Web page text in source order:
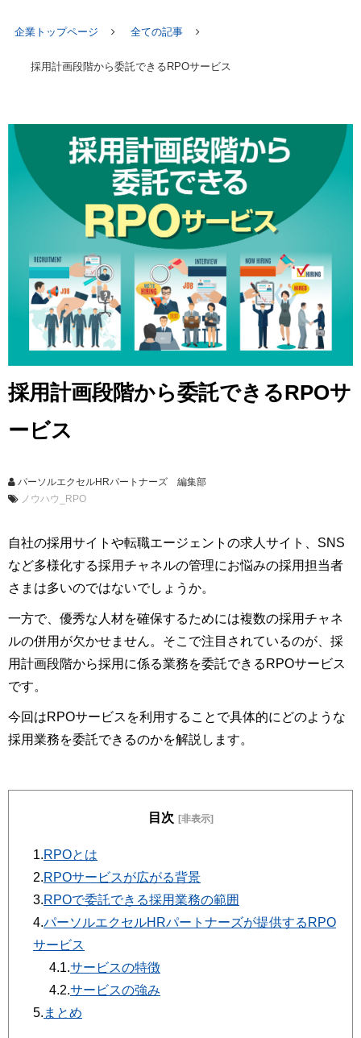
企業トップページ 全ての記事
採用計画段階から委託できるRPOサービス
採用計画段階から委託できるRPOサ
ービス
パーソルエクセルHRパートナーズ 編集部
ノウハウ_RPO
自社の採用サイトや転職エージェントの求人サイト、SNS
など多様化する採用チャネルの管理にお悩みの採用担当者
さまは多いのではないでしょうか。
一方で、優秀な人材を確保するためには複数の採用チャネ
ルの併用が欠かせません。そこで注目されているのが、採
用計画段階から採用に係る業務を委託できるRPOサービス
です。
今回はRPOサービスを利用することで具体的にどのような
採用業務を委託できるのかを解説します。
目次 [非表示]
1.RPOとは
2.RPOサービスが広がる背景
3.RPOで委託できる採用業務の範囲
4.パーソルエクセルHRパートナーズが提供するRPO
サービス
4.1.サービスの特徴
4.2.サービスの強み
5. まとめ